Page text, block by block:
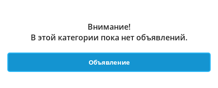
Внимание!
В этой категории пока нет объявлений.
Объявление